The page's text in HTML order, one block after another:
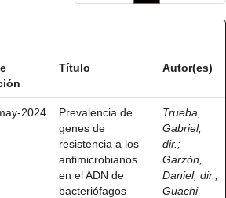
Título Autor(es)
2024
Prevalencia de
genes de
resistencia a los
antimicrobianos
en el ADN de
bacteriófagos
Trueba,
Gabriel,
dir. ;
Garzón,
Daniel, dir. ;
Guachi